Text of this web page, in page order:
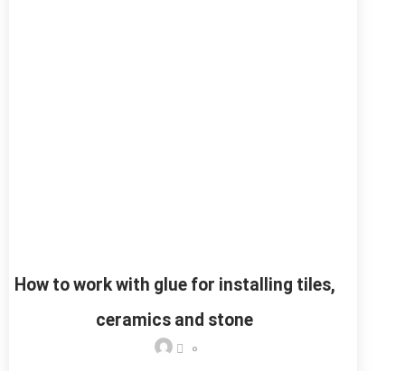
How to work with glue for installing tiles,
ceramics and stone
0